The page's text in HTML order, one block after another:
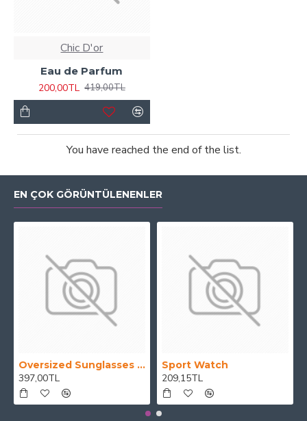
Chic D'or
Eau de Parfum
200,00TL 419,00TL
You have reached the end of the list.
EN ÇOK GÖRÜNTÜLENENLER
Oversized Sunglasses For Long Summer Days
397,00TL
Sport Watch
209,15TL